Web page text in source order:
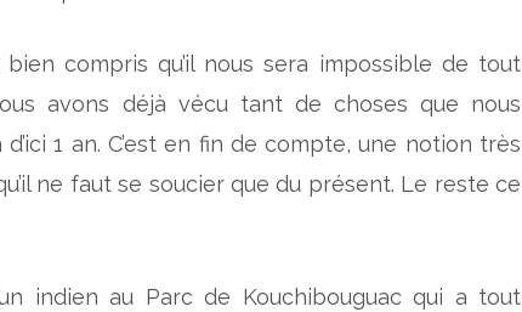
compris qu’il nous sera impossible de tout
avons déjà vécu tant de choses que nous
d’ici 1 an. C’est en fin de compte, une notion très
ne faut se soucier que du présent. Le reste ce
indien au Parc de Kouchibouguac qui a tout